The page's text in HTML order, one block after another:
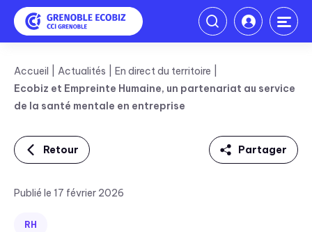
Accueil Actualités
En direct du territoire
Ecobiz et Empreinte Humaine, un partenariat au service
de la santé mentale en entreprise
Retour Partager
Publié le 17 février 2026
RH